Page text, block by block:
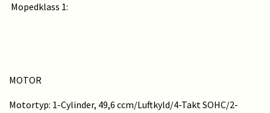
Mopedklass 1:
MOTOR
Motortyp: 1-Cylinder, 49,6 ccm/Luftkyld/4-Takt SOHC/2-